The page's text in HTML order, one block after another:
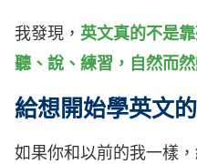
我發現， 英文真的不是
聽、說、練習，自然而
給想開始學英文
如果你和以前的我一樣